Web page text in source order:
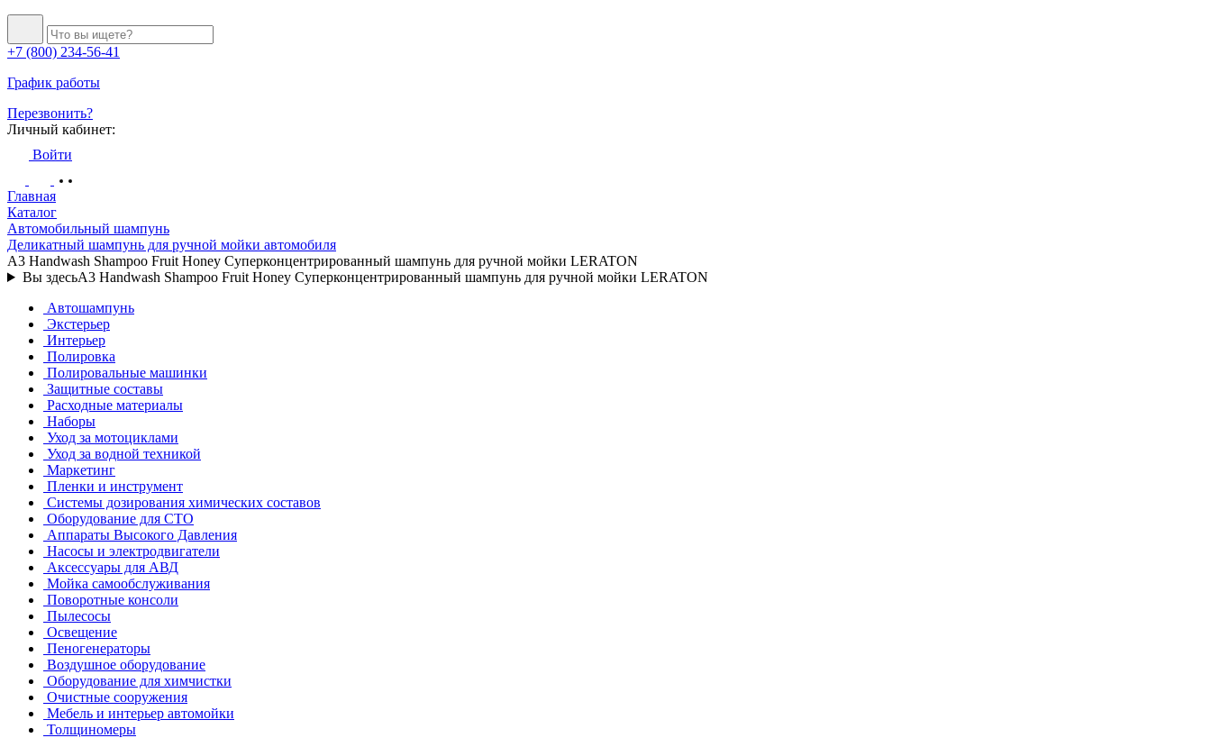
+7 (800) 234-56-41
График работы
Перезвонить?
Личный кабинет:
Войти
Главная
Каталог
Автомобильный шампунь
Деликатный шампунь для ручной мойки автомобиля
A3 Handwash Shampoo Fruit Honey Суперконцентрированный шампунь для ручной мойки LERATON
Вы здесьA3 Handwash Shampoo Fruit Honey Суперконцентрированный шампунь для ручной мойки LERATON
Автошампунь
Экстерьер
Интерьер
Полировка
Полировальные машинки
Защитные составы
Расходные материалы
Наборы
Уход за мотоциклами
Уход за водной техникой
Маркетинг
Пленки и инструмент
Системы дозирования химических составов
Оборудование для СТО
Аппараты Высокого Давления
Насосы и электродвигатели
Аксессуары для АВД
Мойка самообслуживания
Поворотные консоли
Пылесосы
Освещение
Пеногенераторы
Воздушное оборудование
Оборудование для химчистки
Очистные сооружения
Мебель и интерьер автомойки
Толщиномеры